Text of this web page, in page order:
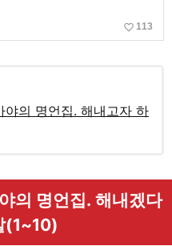
favorite_border 113
야의 명언집. 해내고자 하
의 명언집. 해내겠다
(1~10)